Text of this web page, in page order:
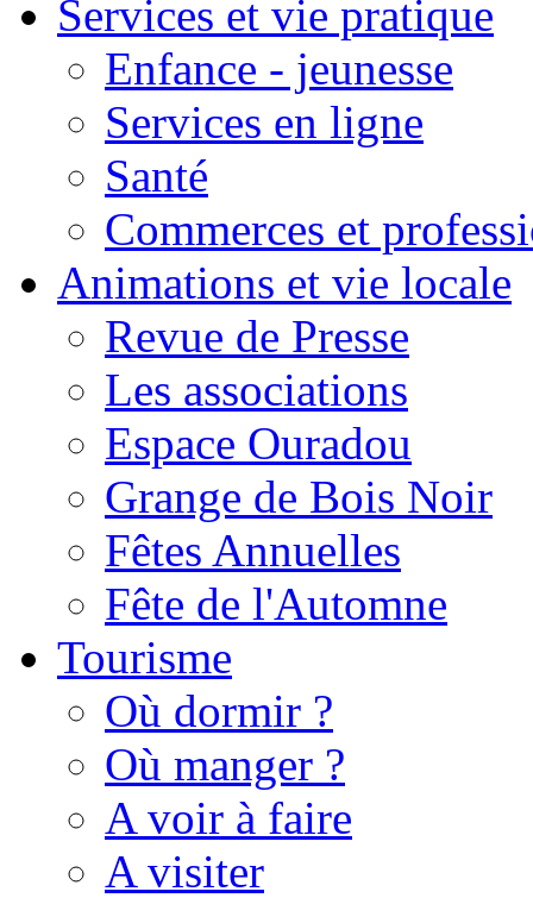
Services et vie pratique
Enfance - jeunesse
Services en ligne
Santé
Commerces et
Animations et vie locale
Revue de Presse
Les associations
Espace Ouradou
Grange de Bois Noir
Fêtes Annuelles
Fête de l'Automne
Tourisme
Où dormir ?
Où manger ?
A voir à faire
A visiter